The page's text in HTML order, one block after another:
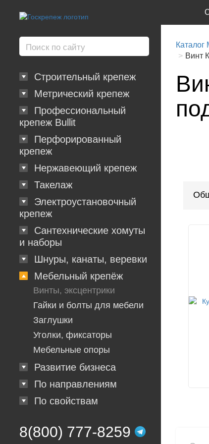
Строительный крепеж
Метрический крепеж
Профессиональный
крепеж Bullit
Перфорированный
крепеж
Нержавеющий крепеж
Такелаж
Электроустановочный
крепеж
Сантехнические хомуты
и наборы
Шнуры, канаты, веревки
Мебельный крепёж
Винты, эксцентрики
Гайки и болты для мебели
Заглушки
Уголки, фиксаторы
Мебельные опоры
Развитие бизнеса
По направлениям
По свойствам
8(800) 777-8259
Каталог
Винт